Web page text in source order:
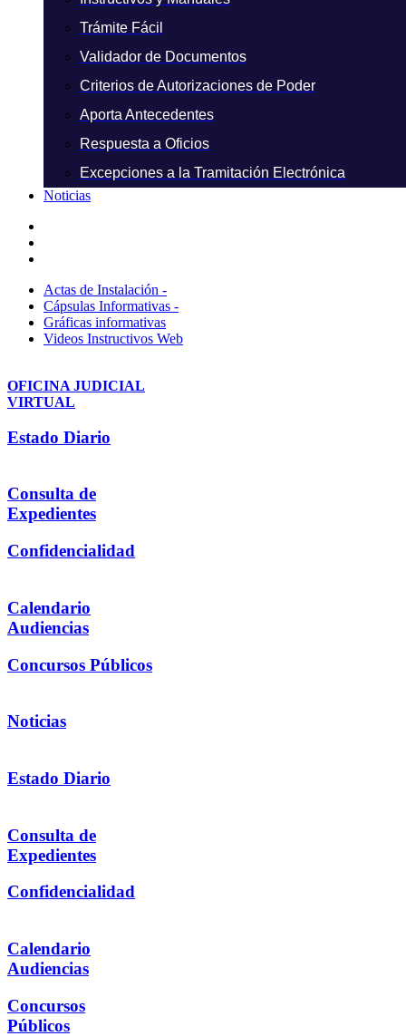
Trámite Fácil
Validador de Documentos
Criterios de Autorizaciones de Poder
Aporta Antecedentes
Respuesta a Oficios
Excepciones a la Tramitación Electrónica
Noticias
Actas de Instalación -
Cápsulas Informativas -
Gráficas informativas
Videos Instructivos Web
OFICINA JUDICIAL
VIRTUAL
Estado Diario
Consulta de
Expedientes
Confidencialidad
Calendario
Audiencias
Concursos Públicos
Noticias
Estado Diario
Consulta de
Expedientes
Confidencialidad
Calendario
Audiencias
Concursos
Públicos